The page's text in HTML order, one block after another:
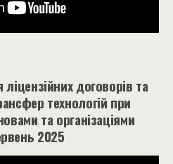
договорів та
технологій при
та організаціями
2025